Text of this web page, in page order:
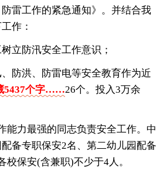
雷工作的紧急通知》。并结合我
作：
立防汛安全工作意识；
防洪、防雷电等安全教育作为近
5437个字……26个。投入3万余
能力最强的同志负责安全工作。中
备专职保安2名、第二幼儿园配备
校保安(含兼职)不少于4人。